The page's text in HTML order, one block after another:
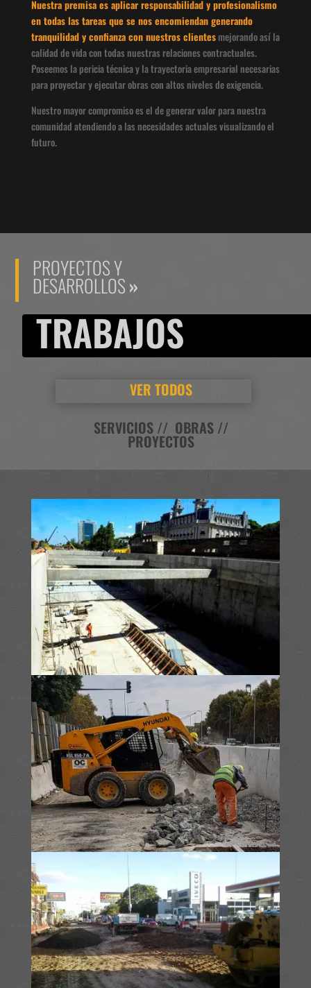
Nuestra premisa es aplicar responsabilidad y profesionalismo
en todas las tareas que se nos encomiendan generando
tranquilidad y confianza con nuestros clientesmejorando así la
calidad de vida con todas nuestras relaciones contractuales.
Poseemos la pericia técnica y la trayectoria empresarial necesarias
para proyectar y ejecutar obras con altos niveles de exigencia.
Nuestro mayor compromiso es el de generar valor para nuestra
comunidad atendiendo a las necesidades actuales visualizando el
futuro.
PROYECTOS Y
DESARROLLOS»
TRABAJOS
VER TODOS
SERVICIOS // OBRAS //
PROYECTOS